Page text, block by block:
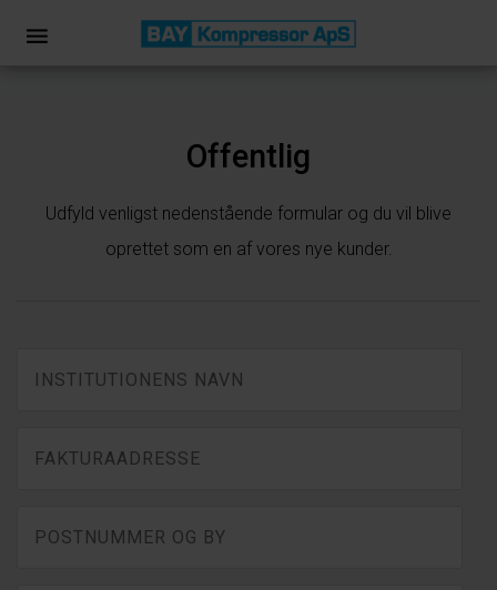
Offentlig
Udfyld venligst nedenstående formular og du vil blive
oprettet som en af vores nye kunder.